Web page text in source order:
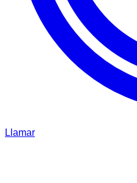
Llamar